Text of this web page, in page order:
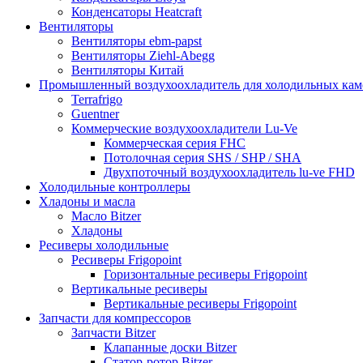
Конденсаторы Heatcraft
Вентиляторы
Вентиляторы ebm-papst
Вентиляторы Ziehl-Abegg
Вентиляторы Китай
Промышленный воздухоохладитель для холодильных
Terrafrigo
Guentner
Коммерческие воздухоохладители Lu-Ve
Коммерческая серия FHC
Потолочная серия SHS / SHP / SHA
Двухпоточный воздухоохладитель lu-ve FHD
Холодильные контроллеры
Хладоны и масла
Масло Bitzer
Хладоны
Ресиверы холодильные
Ресиверы Frigopoint
Горизонтальные ресиверы Frigopoint
Вертикальные ресиверы
Вертикальные ресиверы Frigopoint
Запчасти для компрессоров
Запчасти Bitzer
Клапанные доски Bitzer